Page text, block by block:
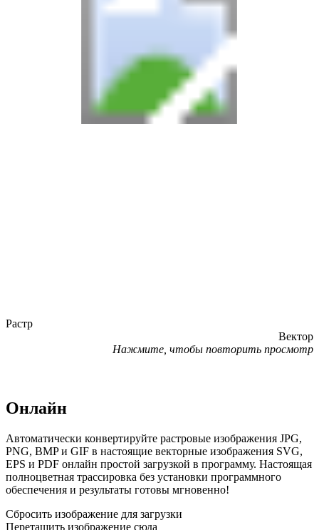
Растр
Вектор
Нажмите, чтобы повторить просмотр
Онлайн
Автоматически конвертируйте растровые изображения JPG,
PNG, BMP и GIF в настоящие векторные изображения SVG,
EPS и PDF онлайн простой загрузкой в программу. Настоящая
полноцветная трассировка без установки программного
обеспечения и результаты готовы мгновенно!
Сбросить изображение для загрузки
Перетащить изображение сюда